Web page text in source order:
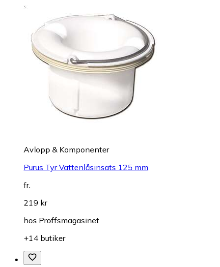
Avlopp & Komponenter
Purus Tyr Vattenlåsinsats 125 mm
fr.
219 kr
hos Proffsmagasinet
+14 butiker